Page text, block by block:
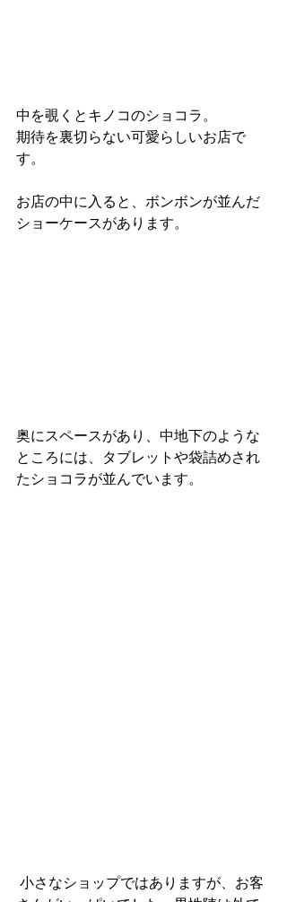
中を覗くとキノコのショコラ。
期待を裏切らない可愛らしいお店で
す。
お店の中に入ると、ボンボンが並んだ
ショーケースがあります。
奥にスペースがあり、中地下のような
ところには、タブレットや袋詰めされ
たショコラが並んでいます。